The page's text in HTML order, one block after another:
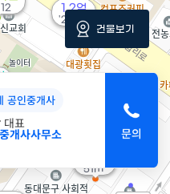
51m²
1.2억
'25. 10
공인중개사
대표
개사사무소
건물보기